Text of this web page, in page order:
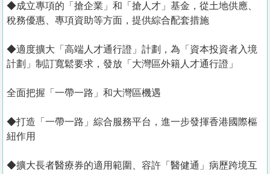
◆成立專項的「搶企業」和「搶人才」基金，從土地供應、
稅務優惠、專項資助等方面，提供綜合配套措施
◆適度擴大「高端人才通行證」計劃，為「資本投資者入境
計劃」制訂寬鬆要求，發放「大灣區外籍人才通行證」
全面把握「一帶一路」和大灣區機遇
◆打造「一帶一路」綜合服務平台，進一步發揮香港國際樞
紐作用
◆擴大長者醫療券的適用範圍、容許「醫健通」病歷跨境互